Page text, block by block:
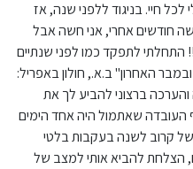
חיי. בניגוד ללפני שנה, אז
חודשים אחרי, אני חשה אבל
לתפקד כמו לפני שנתיים
בחודש נובמבר האחרון" ב.א., חולון באפריל:
ברצוני להביע לך את
העובדה שאתמול היה אחד הימים
קרוב לשנה בעקבות בלטי
הצלחת להביא אותי למצב של